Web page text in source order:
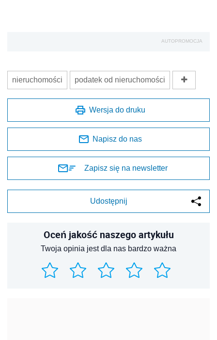
AUTOPROMOCJA
nieruchomości podatek od nieruchomości
Wersja do druku
Napisz do nas
Zapisz się na newsletter
Udostępnij
Oceń jakość naszego artykułu
Twoja opinia jest dla nas bardzo ważna